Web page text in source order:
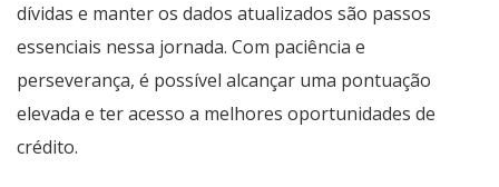
dívidas e manter os dados atualizados são passos
essenciais nessa jornada. Com paciência e
perseverança, é possível alcançar uma pontuação
elevada e ter acesso a melhores oportunidades de
crédito.